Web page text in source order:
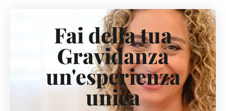
Fai della tua
Gravidanza
un'esperienza
unica